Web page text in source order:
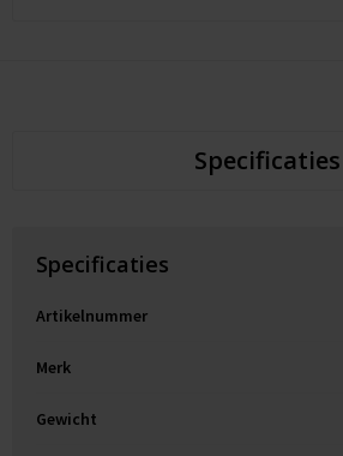
Specificaties
Specificaties
Artikelnummer
Merk
Gewicht